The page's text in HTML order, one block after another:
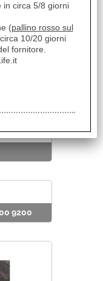
9200
in circa 5/8 giorni
(pallino rosso sul
10/20 giorni
fornitore.